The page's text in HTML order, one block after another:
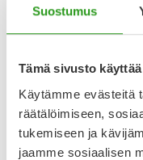
Suostumus
Tämä sivusto
Käytämme evästeitä
räätälöimiseen,
tukemiseen ja
jaamme sosiaalisen
Varaa reseptilääke
Katso